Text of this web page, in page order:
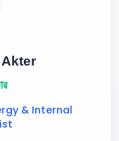
Akter
& Internal